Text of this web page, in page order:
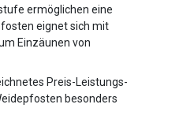
ermöglichen eine
eignet sich mit
Einzäunen von
Preis-Leistungs-
besonders